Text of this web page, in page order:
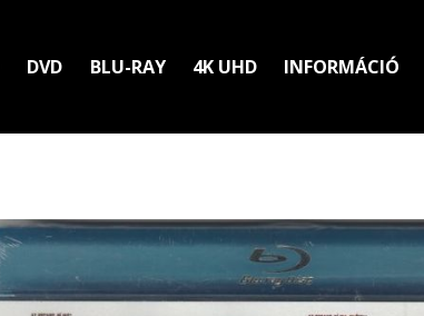
DVD BLU-RAY 4K UHD INFORMÁCIÓ